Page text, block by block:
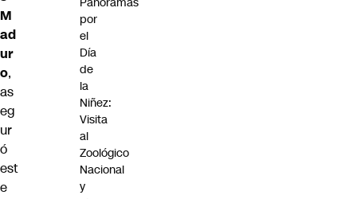
M
ad
ur
o,
as
eg
ur
ó
est
e
por
el
Día
de
la
Niñez:
Visita
al
Zoológico
Nacional
y